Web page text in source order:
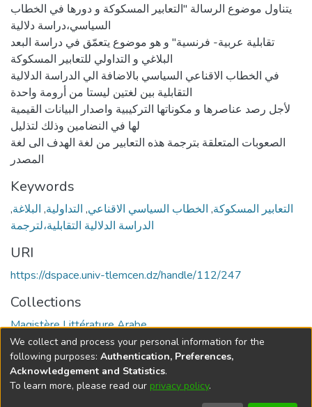
یتناول موضوع الرسالة "التعابیر المسكوكة و دورھا في الخطاب
السیاسي،دراسة دلالیة
تقابلیة عربیة- فرنسیة" و ھو موضوع یتعمّق في دراسة البعد
البلاغي و التداولي للتعابیر المسكوكة
في الخطاب الاقناعي السیاسي بالاضافة الي الدراسة الدلالیة
التقابلیة بین لغتین لیستا من أرومة واحدة
لأجل رصد عناصرھا و مكوناتھا التركیبیة واصدار البیانات القیمیة
لھا في النضامین وذلك لتذلیل
الصعوبات المتعلقة بترجمة ھذه التعابیر من لغة الھدف الى لغة
المصدر
Keywords
التعابیر المسكوكة, الخطاب السیاسي الاقناعي, التداولیة, البلاغة,
الدراسة الدلالیة التقابلیة،لترجمة
URI
https://dspace.univ-tlemcen.dz/handle/112/247
Collections
Magistère Littérature Arabe
Full item page
DSpace softwarecopyright © 2002-2026
We collect and process your personal information for the
following purposes: Authentication, Preferences,
Acknowledgement and Statistics.
To learn more, please read our privacy policy.